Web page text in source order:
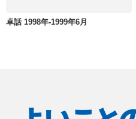
卓話 1998年-1999年6月